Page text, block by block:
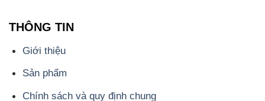
THÔNG TIN
Giới thiệu
Sản phẩm
Chính sách và quy định chung